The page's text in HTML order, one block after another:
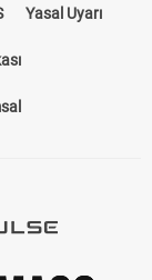
Yasal Uyarı